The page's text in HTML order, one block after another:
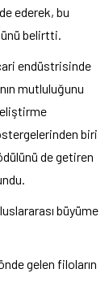
ederek, bu
belirtti.
endüstrisinde
mutluluğunu
biri
de getiren
büyüme
gelen filoların